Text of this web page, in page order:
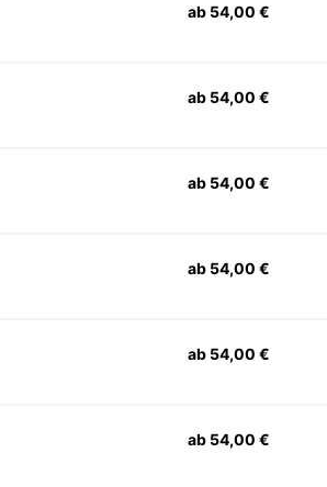
ab 54,00 €
ab 54,00 €
ab 54,00 €
ab 54,00 €
ab 54,00 €
ab 54,00 €